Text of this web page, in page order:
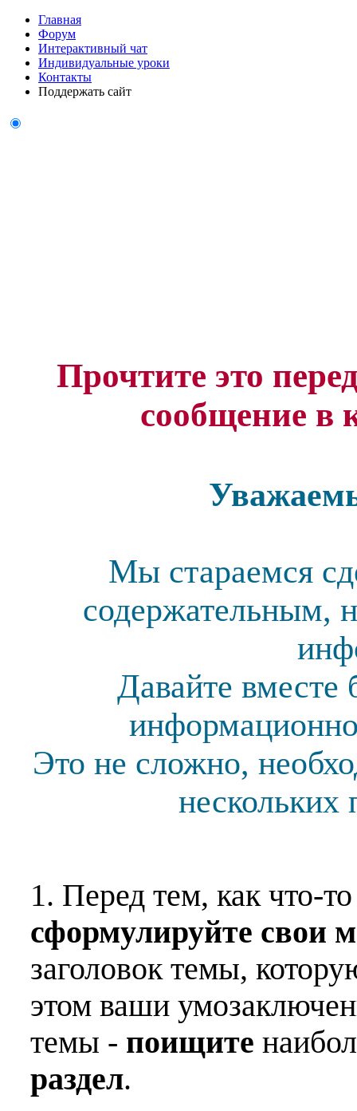
Главная
Форум
Интерактивный чат
Индивидуальные уроки
Контакты
Поддержать сайт
Прочтите это
сообщение в
Мы стараемся
содержательным,
Давайте вместе
Это не сложно,
нескольких
1. Перед тем, как что-
сформулируйте свои
заголовок темы,
этом ваши
темы - поищите
раздел.